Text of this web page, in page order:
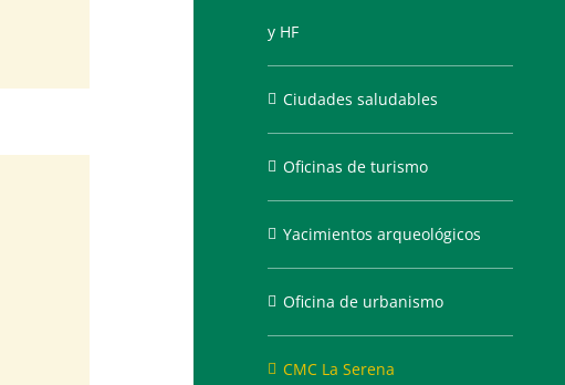
y HF
Ciudades saludables
Oficinas de turismo
Yacimientos arqueológicos
Oficina de urbanismo
CMC La Serena